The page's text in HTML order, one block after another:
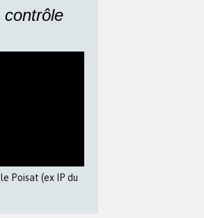
contrôle
Poisat (ex IP du